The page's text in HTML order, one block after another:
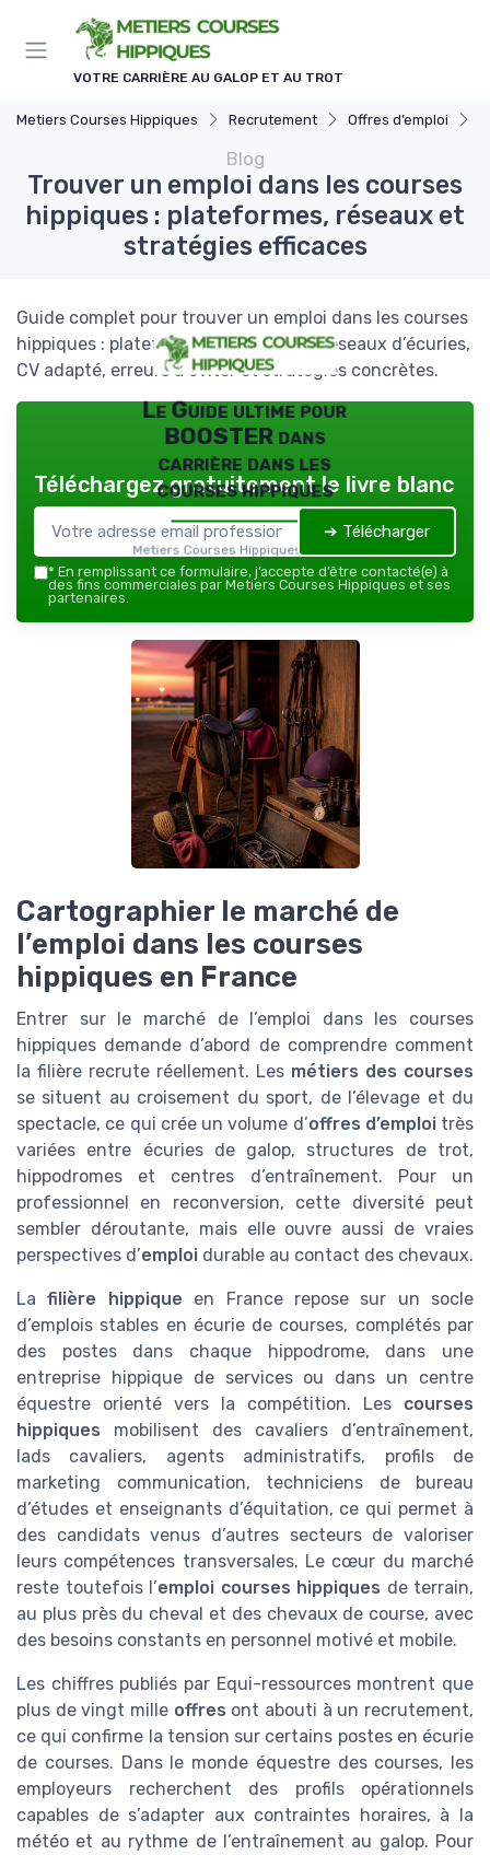
VOTRE CARRIÈRE AU GALOP ET AU TROT
Metiers Courses Hippiques Recrutement Offres d’emploi
Blog
Trouver un emploi dans les courses
hippiques : plateformes, réseaux et
stratégies efficaces
Guide complet pour trouver un emploi dans les courses
hippiques : plateformes spécialisées, réseaux d’écuries,
CV adapté, erreurs à éviter et stratégies concrètes.
Le Guide ultime pour
BOOSTER dans
carrière dans les
courses hippiques
Metiers Courses Hippiques — 2026
Téléchargez gratuitement le livre blanc
➔ Télécharger
* En remplissant ce formulaire, j’accepte d’être contacté(e) à
des fins commerciales par Metiers Courses Hippiques et ses
partenaires.
Cartographier le marché de
l’emploi dans les courses
hippiques en France
Entrer sur le marché de l’emploi dans les courses
hippiques demande d’abord de comprendre comment
la filière recrute réellement. Les métiers des courses
se situent au croisement du sport, de l’élevage et du
spectacle, ce qui crée un volume d’offres d’emploitrès
variées entre écuries de galop, structures de trot,
hippodromes et centres d’entraînement. Pour un
professionnel en reconversion, cette diversité peut
sembler déroutante, mais elle ouvre aussi de vraies
perspectives d’emploi durable au contact des chevaux.
Lafilière hippique en France repose sur un socle
d’emplois stables en écurie de courses, complétés par
des postes dans chaque hippodrome, dans une
entreprise hippique de services ou dans un centre
équestre orienté vers la compétition. Les courses
hippiques mobilisent des cavaliers d’entraînement,
lads cavaliers, agents administratifs, profils de
marketing communication, techniciens de bureau
d’études et enseignants d’équitation, ce qui permet à
des candidats venus d’autres secteurs de valoriser
leurs compétences transversales. Le cœur du marché
reste toutefois l’emploi courses hippiques de terrain,
au plus près du cheval et des chevaux de course, avec
des besoins constants en personnel motivé et mobile.
Les chiffres publiés par Equi-ressources montrent que
plus de vingt mille offres ont abouti à un recrutement,
ce qui confirme la tension sur certains postes en écurie
de courses. Dans le monde équestre des courses, les
employeurs recherchent des profils opérationnels
capables de s’adapter aux contraintes horaires, à la
météo et au rythme de l’entraînement au galop. Pour
Panneau de gestion des cookies